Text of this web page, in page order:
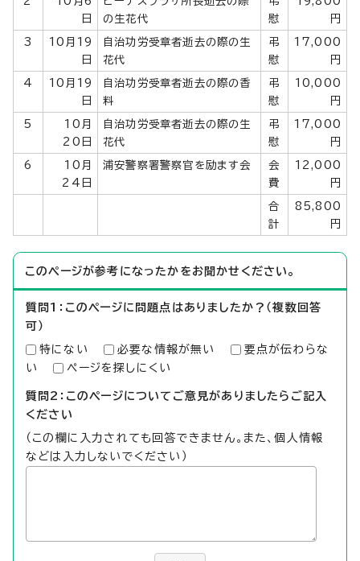
日
の生花代
慰
円
3
10月19
日
自治功労受章者逝去の際の生
花代
弔
慰
17,000
円
4
10月19
日
自治功労受章者逝去の際の香
料
弔
慰
10,000
円
5
10月
20日
自治功労受章者逝去の際の生
花代
弔
慰
17,000
円
6
10月
24日
浦安警察署警察官を励ます会
会
費
12,000
円
合
計
85,800
円
このページが参考になったかをお聞かせください。
質問1：このページに問題点はありましたか？（複数回答
可）
特にない 必要な情報が無い
要点が伝わらな
い
ページを探しにくい
質問2：このページについてご意見がありましたらご記入
ください
（この欄に入力されても回答できません。また、個人情報
などは入力しないでください）